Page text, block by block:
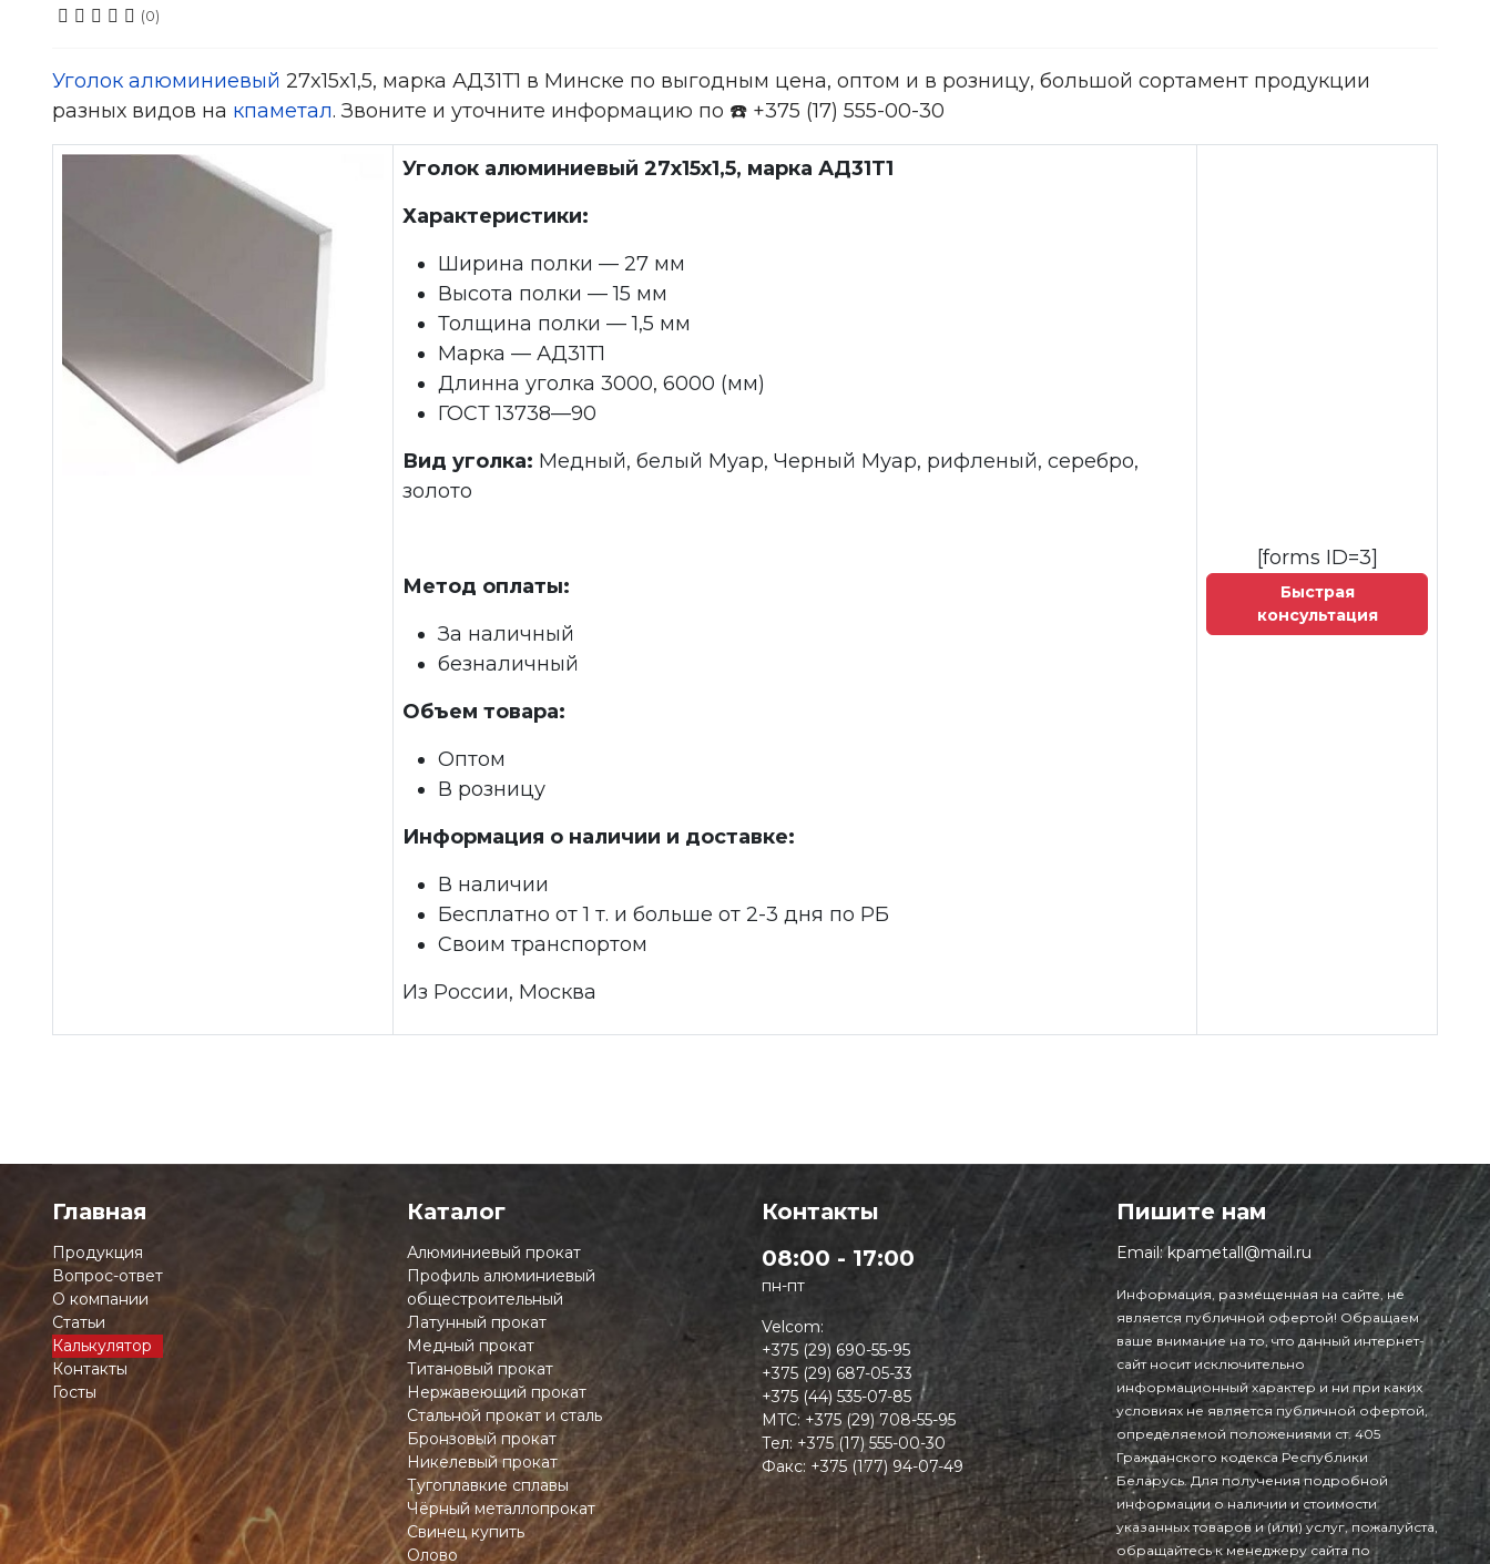
(0)
Уголок алюминиевый 27x15x1,5, марка АД31Т1 в Минске по выгодным цена, оптом и в розницу, большой сортамент продукции
разных видов на кпаметал. Звоните и уточните информацию по ☎️ +375 (17) 555-00-30
Уголок алюминиевый 27x15x1,5, марка АД31Т1
Характеристики:
Ширина полки — 27 мм
Высота полки — 15 мм
Толщина полки — 1,5 мм
Марка — АД31Т1
Длинна уголка 3000, 6000 (мм)
ГОСТ 13738—90
Вид уголка: Медный, белый Муар, Черный Муар, рифленый, серебро,
золото
Метод оплаты:
За наличный
безналичный
Объем товара:
Оптом
В розницу
Информация о наличии и доставке:
В наличии
Бесплатно от 1 т. и больше от 2-3 дня по РБ
Своим транспортом
Из России, Москва
[forms ID=3]
Быстрая
консультация
Главная
Продукция
Вопрос-ответ
О компании
Статьи
Калькулятор
Контакты
Госты
Каталог
Алюминиевый прокат
Профиль алюминиевый
общестроительный
Латунный прокат
Медный прокат
Титановый прокат
Нержавеющий прокат
Стальной прокат и сталь
Бронзовый прокат
Никелевый прокат
Тугоплавкие сплавы
Чёрный металлопрокат
Свинец купить
Олово
Контакты
08:00 - 17:00
пн-пт
Velcom:
+375 (29) 690-55-95
+375 (29) 687-05-33
+375 (44) 535-07-85
MTC: +375 (29) 708-55-95
Тел: +375 (17) 555-00-30
Факс: +375 (177) 94-07-49
Пишите нам
Email:kpametall@mail.ru